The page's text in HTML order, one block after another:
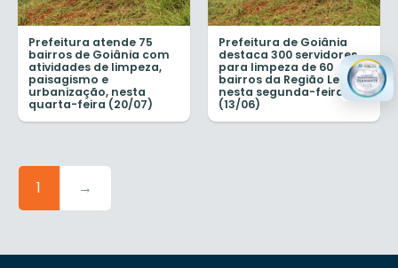
Prefeitura atende 75
bairros de Goiânia com
atividades de limpeza,
paisagismo e
urbanização, nesta
quarta-feira (20/07)
Prefeitura de Goiânia
destaca 300 servidores
para limpeza de 60
bairros da Região Leste,
nesta segunda-feira
(13/06)
1 →